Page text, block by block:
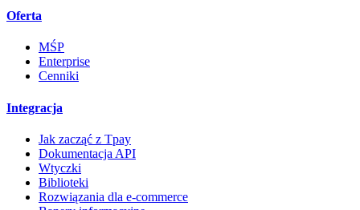
Oferta
MŚP
Enterprise
Cenniki
Integracja
Jak zacząć z Tpay
Dokumentacja API
Wtyczki
Biblioteki
Rozwiązania dla e-commerce